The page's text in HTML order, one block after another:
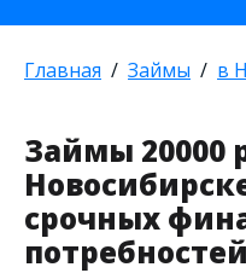
Главная Займы в
Займы 20000
срочных
потребностей